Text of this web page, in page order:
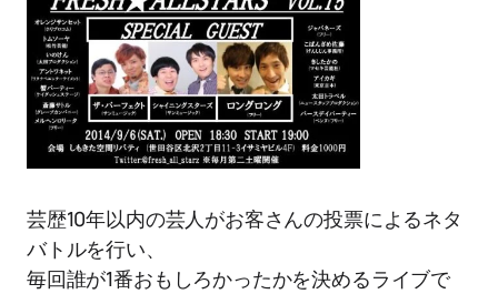
芸歴10年以内の芸人がお客さんの投票によるネタ
バトルを行い、
毎回誰が1番おもしろかったかを決めるライブで